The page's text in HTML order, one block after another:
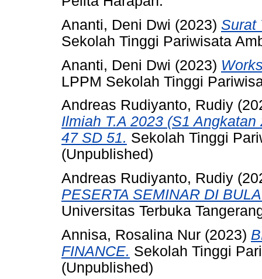
Ananti, Deni Dwi (2023) Surat
Sekolah Tinggi Pariwisata
Ananti, Deni Dwi (2023)
LPPM Sekolah Tinggi
Andreas Rudiyanto, Rudiy
Ilmiah T.A 2023 (S1
47 SD 51. Sekolah Tinggi
(Unpublished)
Andreas Rudiyanto, Rudiy
PESERTA SEMINAR DI
Universitas Terbuka
Annisa, Rosalina Nur (2023)
FINANCE. Sekolah Tinggi
(Unpublished)